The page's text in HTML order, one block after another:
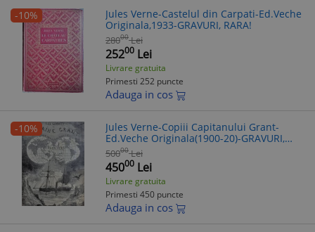
-10%
Jules Verne-Castelul din Carpati-Ed.Veche
Originala,1933-GRAVURI, RARA!
28000 Lei
25200 Lei
Livrare gratuita
Primesti 252 puncte
Adauga in cos
-10%
Jules Verne-Copiii Capitanului Grant-
Ed.Veche Originala(1900-20)-GRAVURI,
RARA!
50000 Lei
45000 Lei
Livrare gratuita
Primesti 450 puncte
Adauga in cos